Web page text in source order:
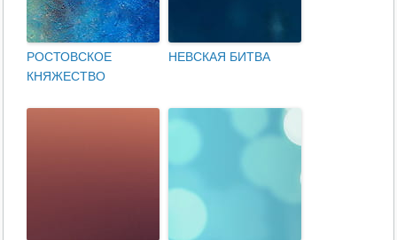
РОСТОВСКОЕ
КНЯЖЕСТВО
НЕВСКАЯ БИТВА